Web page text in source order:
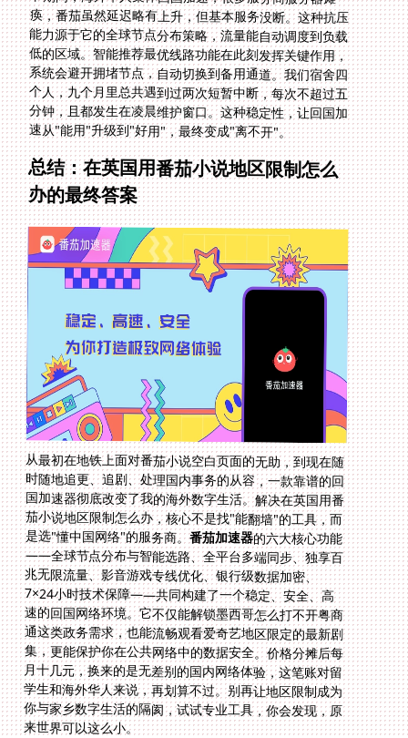
速从"能用"升级到"好用"，最终变成"离不开"。
总结：在英国用番茄小说地区限制怎么
办的最终答案
从最初在地铁上面对番茄小说空白页面的无助，到现在随
时随地追更、追剧、处理国内事务的从容，一款靠谱的回
国加速器彻底改变了我的海外数字生活。解决在英国用番
茄小说地区限制怎么办，核心不是找"能翻墙"的工具，而
是选"懂中国网络"的服务商。番茄加速器的六大核心功能
——全球节点分布与智能选路、全平台多端同步、独享百
兆无限流量、影音游戏专线优化、银行级数据加密、
7×24小时技术保障——共同构建了一个稳定、安全、高
速的回国网络环境。它不仅能解锁墨西哥怎么打不开粤商
通这类政务需求，也能流畅观看爱奇艺地区限定的最新剧
集，更能保护你在公共网络中的数据安全。价格分摊后每
月十几元，换来的是无差别的国内网络体验，这笔账对留
学生和海外华人来说，再划算不过。别再让地区限制成为
你与家乡数字生活的隔阂，试试专业工具，你会发现，原
来世界可以这么小。